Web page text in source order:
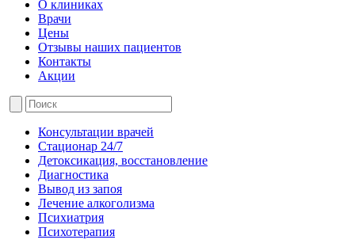
О клиниках
Врачи
Цены
Отзывы наших пациентов
Контакты
Акции
Консультации врачей
Стационар 24/7
Детоксикация, восстановление
Диагностика
Вывод из запоя
Лечение алкоголизма
Психиатрия
Психотерапия